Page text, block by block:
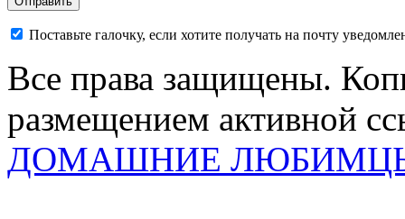
Поставьте галочку, если хотите получать на почту
Все права защищены.
размещением активной
ДОМАШНИЕ